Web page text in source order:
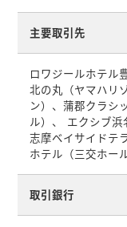
主要取引先
ロワジールホテル
北の丸（ヤマハリ
ン）、蒲郡クラシ
ル）、 エクシブ浜
志摩ベイサイドテ
ホテル（三交ホー
取引銀行